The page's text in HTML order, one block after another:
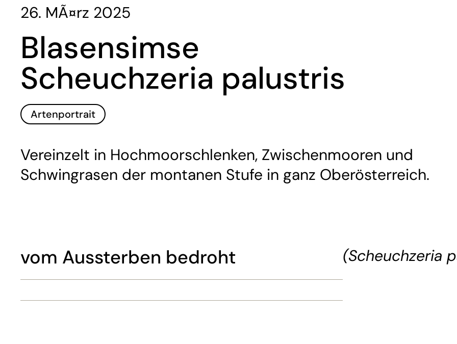
26. MÃ¤rz 2025
Blasensimse
Scheuchzeria palustris
Artenportrait
Vereinzelt in Hochmoorschlenken, Zwischenmooren und
Schwingrasen der montanen Stufe in ganz Oberösterreich.
vom Aussterben bedroht (Scheuchzeria